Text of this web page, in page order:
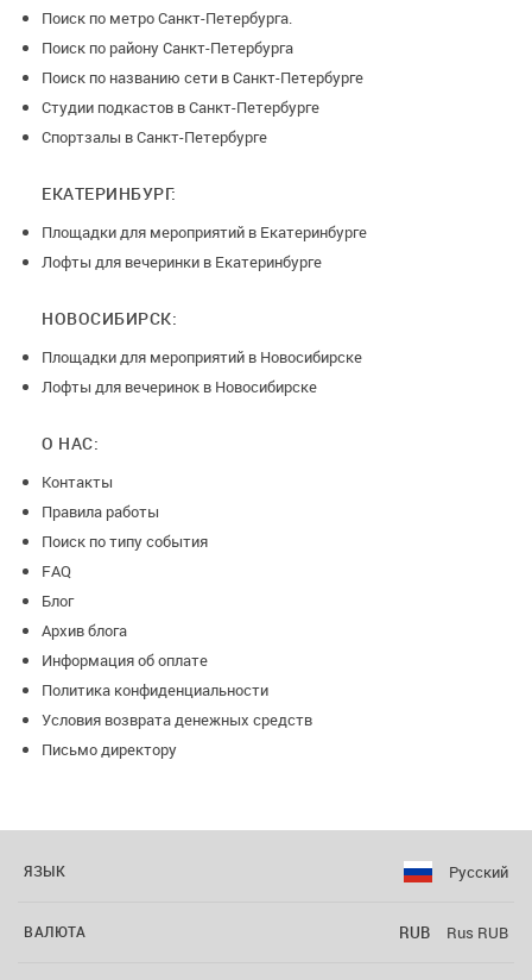
Поиск по метро Санкт-Петербурга.
Поиск по району Санкт-Петербурга
Поиск по названию сети в Санкт-Петербурге
Студии подкастов в Санкт-Петербурге
Спортзалы в Санкт-Петербурге
ЕКАТЕРИНБУРГ:
Площадки для мероприятий в Екатеринбурге
Лофты для вечеринки в Екатеринбурге
НОВОСИБИРСК:
Площадки для мероприятий в Новосибирске
Лофты для вечеринок в Новосибирске
О НАС:
Контакты
Правила работы
Поиск по типу события
FAQ
Блог
Архив блога
Информация об оплате
Политика конфиденциальности
Условия возврата денежных средств
Письмо директору
ЯЗЫК Русский
ВАЛЮТА RUB Rus RUB